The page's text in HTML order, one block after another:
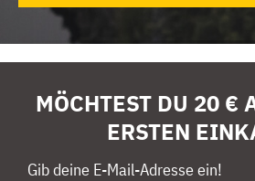
MÖCHTEST DU 20 €
ERSTEN
Gib deine E-Mail-Adresse ein!